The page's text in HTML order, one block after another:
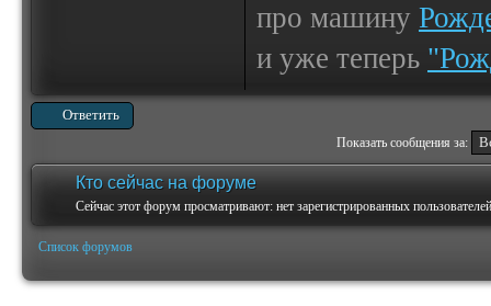
про машину
и уже теперь
Ответить
Показать сообщения за:
Кто сейчас на форуме
Сейчас этот форум просматривают: нет зарегистрированных
Список форумов